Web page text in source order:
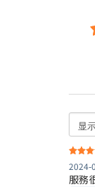
2024-
服務